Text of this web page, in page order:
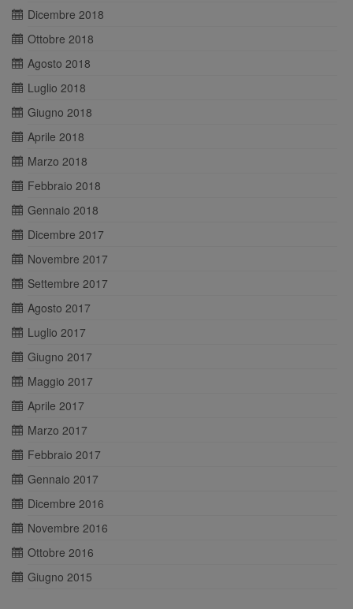
Dicembre 2018
Ottobre 2018
Agosto 2018
Luglio 2018
Giugno 2018
Aprile 2018
Marzo 2018
Febbraio 2018
Gennaio 2018
Dicembre 2017
Novembre 2017
Settembre 2017
Agosto 2017
Luglio 2017
Giugno 2017
Maggio 2017
Aprile 2017
Marzo 2017
Febbraio 2017
Gennaio 2017
Dicembre 2016
Novembre 2016
Ottobre 2016
Giugno 2015